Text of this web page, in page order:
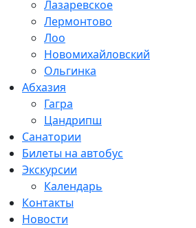
Лазаревское
Лермонтово
Лоо
Новомихайловский
Ольгинка
Абхазия
Гагра
Цандрипш
Санатории
Билеты на автобус
Экскурсии
Календарь
Контакты
Новости